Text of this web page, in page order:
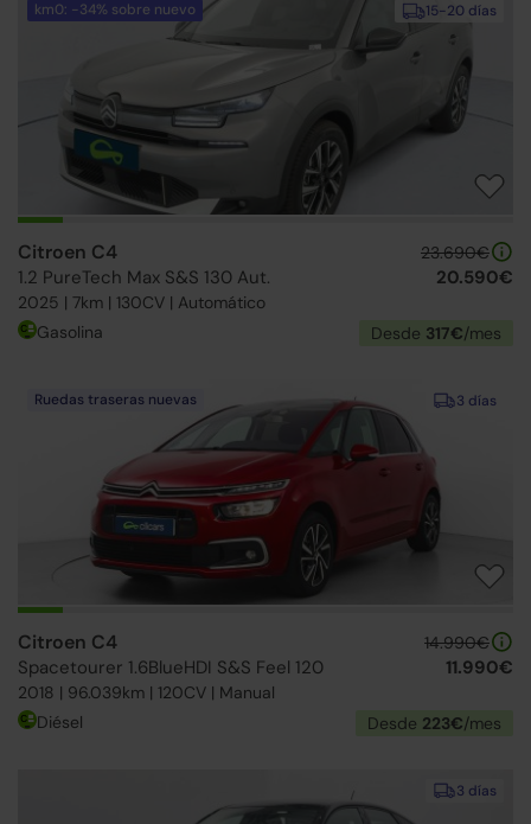
15-20 días
km0: -34% sobre nuevo
Citroen C4
1.2 PureTech Max S&S 130 Aut.
2025 | 7km | 130CV | Automático
23.690€
20.590€
Gasolina Desde 317€/mes
3 días
Ruedas traseras nuevas
Citroen C4
Spacetourer 1.6BlueHDI S&S Feel 120
2018 | 96.039km | 120CV | Manual
14.990€
11.990€
Diésel Desde 223€/mes
3 días